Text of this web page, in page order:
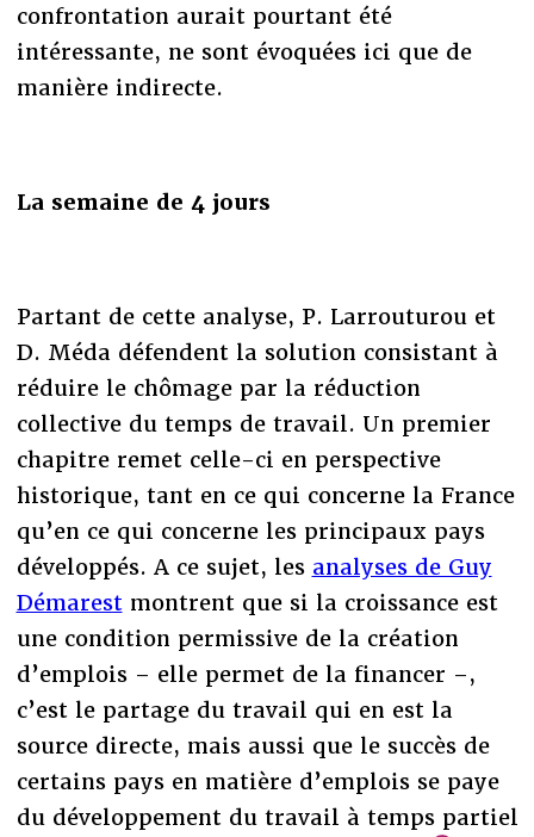
confrontation aurait pourtant été
intéressante, ne sont évoquées ici que de
manière indirecte.
La semaine de 4 jours
Partant de cette analyse, P. Larrouturou et
D. Méda défendent la solution consistant à
réduire le chômage par la réduction
collective du temps de travail. Un premier
chapitre remet celle-ci en perspective
historique, tant en ce qui concerne la France
qu’en ce qui concerne les principaux pays
développés. A ce sujet, les analyses de Guy
Démarestmontrent que si la croissance est
une condition permissive de la création
d’emplois – elle permet de la financer –,
c’est le partage du travail qui en est la
source directe, mais aussi que le succès de
certains pays en matière d’emplois se paye
du développement du travail à temps partiel